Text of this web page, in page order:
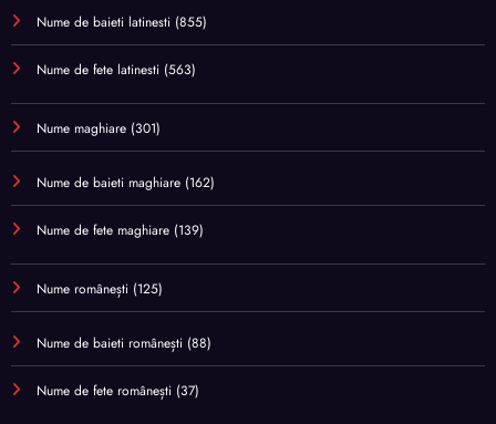
Nume de baieti latinesti (855)
Nume de fete latinesti (563)
Nume maghiare (301)
Nume de baieti maghiare (162)
Nume de fete maghiare (139)
Nume românești (125)
Nume de baieti românești (88)
Nume de fete românești (37)